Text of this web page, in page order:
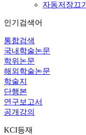
자동저장끄기
인기검색어
통합검색
국내학술논문
학위논문
해외학술논문
학술지
단행본
연구보고서
공개강의
KCI등재